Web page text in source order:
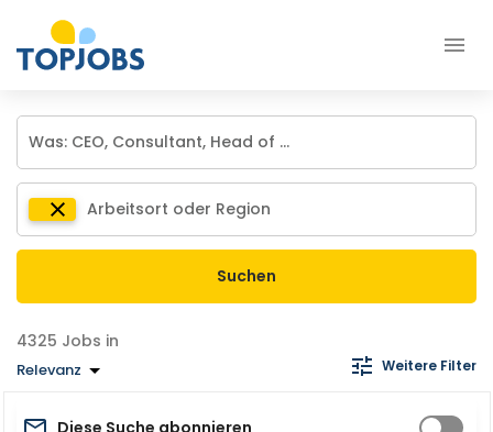
Suchen
Jobs in
Relevanz Weitere Filter
Diese Suche abonnieren